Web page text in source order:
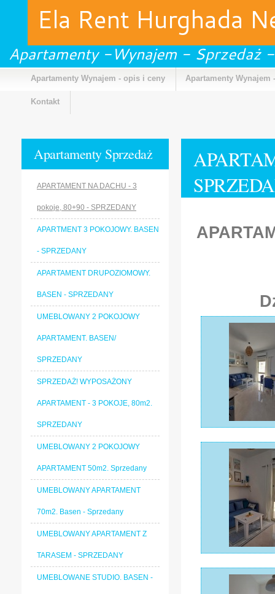
Ela Rent Hurghada
Apartamenty -Wynajem - Sprzedaż
Apartamenty Wynajem - opis i ceny Apartamenty Wynajem
Kontakt
Apartamenty Sprzedaż
APARTAMENT NA DACHU - 3
pokoje, 80+90 - SPRZEDANY
APARTMENT 3 POKOJOWY. BASEN
- SPRZEDANY
APARTAMENT DRUPOZIOMOWY.
BASEN - SPRZEDANY
UMEBLOWANY 2 POKOJOWY
APARTAMENT. BASEN/
SPRZEDANY
SPRZEDAŻ! WYPOSAŻONY
APARTAMENT - 3 POKOJE, 80m2.
SPRZEDANY
UMEBLOWANY 2 POKOJOWY
APARTAMENT 50m2. Sprzedany
UMEBLOWANY APARTAMENT
70m2. Basen - Sprzedany
UMEBLOWANY APARTAMENT Z
TARASEM - SPRZEDANY
UMEBLOWANE STUDIO. BASEN -